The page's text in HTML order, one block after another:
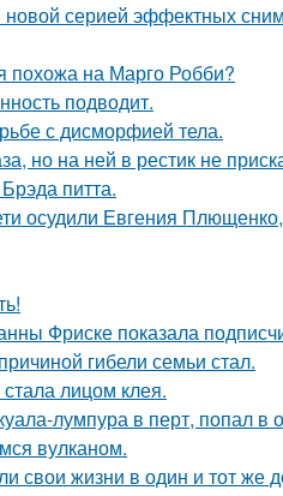
серией эффектных
похожа на Марго Робби?
подводит.
с дисморфией тела.
но на ней в рестик не
питта.
осудили Евгения Плющенко,
Фриске показала
гибели семьи стал.
лицом клея.
лумпура в перт, попал в
вулканом.
свои жизни в один и тот же